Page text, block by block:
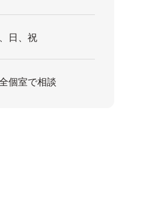
日、祝
個室で相談